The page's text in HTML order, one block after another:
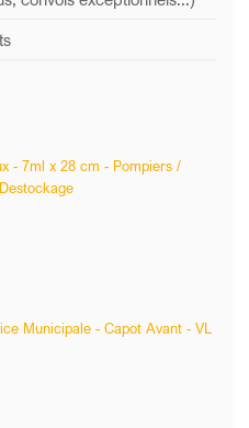
- 7ml x 28 cm - Pompiers /
Municipale - Capot Avant - VL